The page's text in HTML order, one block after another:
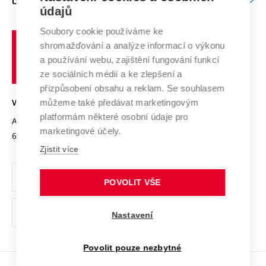
E-přihláška
Systém zajišťování kvality výzkumu
Výzkumné infrastruktury
Transfer znalostí
Open Science
Projekty
Projekty ze strukturálních fondů
Specifický výzkum
Zahraniční spolupráce
Spolupráce se školami
Mezinárodní dohody
Univerzitní sítě
Profil univerzity
Udržitelná univerzita
Podnikavá univerzita / ContriBUTe
Bezpečná univerzita
Vyznamenání
Organizační struktura
Ochrana osobních údajů
odkaz)
učení
technické
Brně
VYSOKÉ UČENÍ TECHNICKÉ V BRNĚ
Antonínská 548/1
602 00 Brno
www.vut.cz
vut@vutbr.cz
údajů
Soubory cookie používáme ke
shromažďování a analýze informací o výkonu
a používání webu, zajištění fungování funkcí
ze sociálních médií a ke zlepšení a
přizpůsobení obsahu a reklam. Se souhlasem
můžeme také předávat marketingovým
platformám některé osobní údaje pro
marketingové účely.
Zjistit více
POVOLIT VŠE
Nastavení
Povolit pouze nezbytné